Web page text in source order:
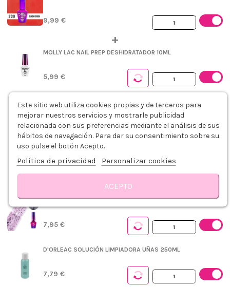
9,99 €
+
MOLLY LAC NAIL PREP DESHIDRATADOR 10ML
5,99 €
MOLLY LAC ACID PRIMER 10ML
6,79 €
MOLLY LAC BASE FIBER RUBBER BISCOTTI 10ML
13,79 €
MOLLY LAC BLACK JACK TOP EFECTO PIEDRA 5ML
7,95 €
D'ORLEAC SOLUCIÓN LIMPIADORA UÑAS 250ML
7,79 €
Descripción Modo de empleo Detalles del producto Sobre MOLLY
Este sitio web utiliza cookies propias y de terceros para
mejorar nuestros servicios y mostrarle publicidad
relacionada con sus preferencias mediante el análisis de sus
hábitos de navegación. Para dar su consentimiento sobre su
uso pulse el botón Acepto.
Política de privacidad Personalizar cookies
ACEPTO